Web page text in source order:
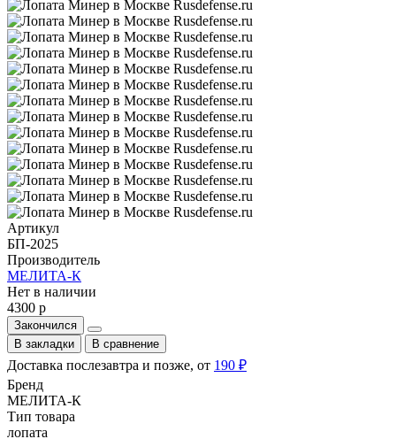
Артикул
БП-2025
Производитель
МЕЛИТА-К
Нет в наличии
4300 р
Закончился
В закладки
В сравнение
Доставка послезавтра и позже, от 190 ₽
Бренд
МЕЛИТА-К
Тип товара
лопата